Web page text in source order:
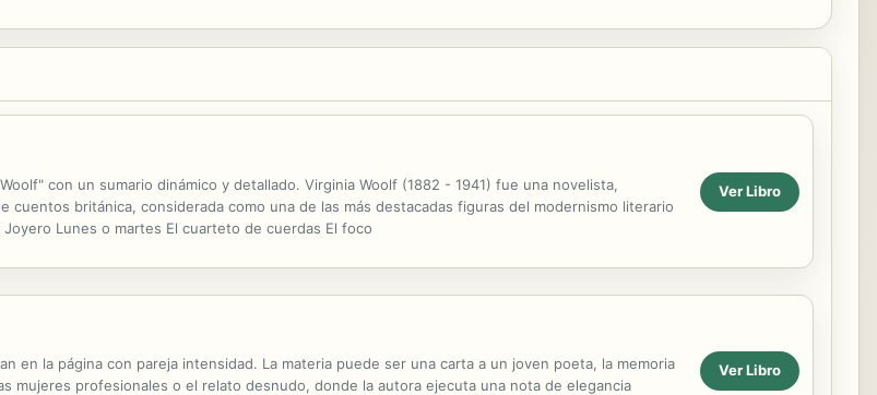
con un sumario dinámico y detallado. Virginia Woolf (1882 - 1941) fue una novelista,
británica, considerada como una de las más destacadas figuras del modernismo literario
Lunes o martes El cuarteto de cuerdas El foco
Ver Libro
en la página con pareja intensidad. La materia puede ser una carta a un joven poeta, la memoria
mujeres profesionales o el relato desnudo, donde la autora ejecuta una nota de elegancia
Ver Libro